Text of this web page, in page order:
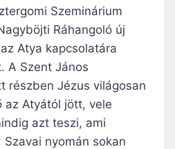
Szeminárium
Ráhangoló új
Atya kapcsolatára
A Szent János
részben Jézus világosan
az Atyától jött, vele
azt teszi, ami
nyomán sokan